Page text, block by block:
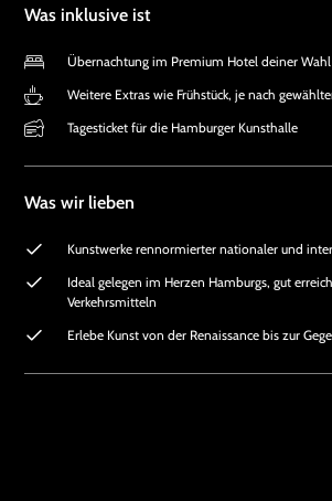
Was inklusive ist
Übernachtung im Premium Hotel deiner Wahl
Weitere Extras wie Frühstück, je nach
Tagesticket für die Hamburger Kunsthalle
Was wir lieben
Kunstwerke rennormierter nationaler und
Ideal gelegen im Herzen Hamburgs, gut
Verkehrsmitteln
Erlebe Kunst von der Renaissance bis zur